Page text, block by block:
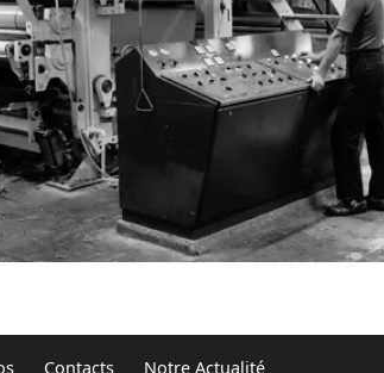
Contacts Notre Actualité